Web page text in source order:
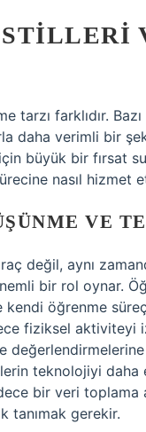
STILLERI
tarzı farklıdır.
daha verimli bir
büyük bir fırsat
nasıl hizmet
VE
değil, aynı
bir rol oynar.
öğrenme
fiziksel aktiviteyi
teknolojiyi daha
bir veri toplama
tanımak gerekir.